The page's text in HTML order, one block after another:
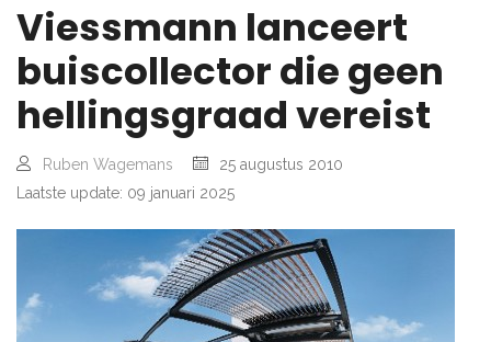
Viessmann lanceert
buiscollector die geen
hellingsgraad vereist
Ruben Wagemans
25 augustus 2010
Laatste update: 09 januari 2025